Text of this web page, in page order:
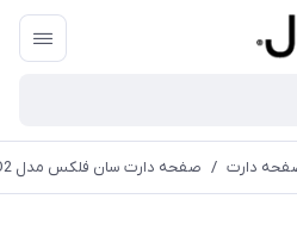
دارت / صفحه دارت سان فلکس مدل PRO2